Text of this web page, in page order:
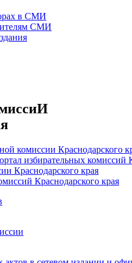
в СМИ
СМИ
комиссии Краснодарского
избирательных комиссий
Краснодарского края
Краснодарского края